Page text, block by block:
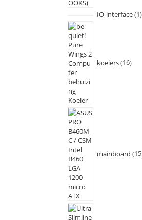
IO-interface 1
koelers 16
mainboard 15